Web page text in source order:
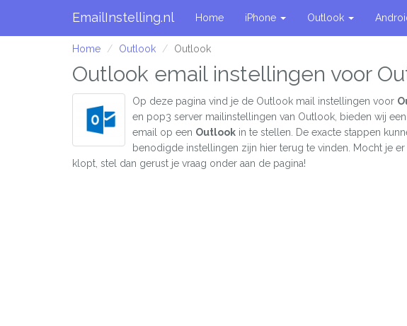
EmailInstelling.nl Home iPhone Outlook
Home Outlook Outlook
Outlook email instellingen voor
Op deze pagina vind je de Outlook mail instellingen voor
en pop3 server mailinstellingen van Outlook, bieden wij
email op een Outlook in te stellen. De exacte stappen
benodigde instellingen zijn hier terug te vinden. Mocht je
klopt, stel dan gerust je vraag onder aan de pagina!